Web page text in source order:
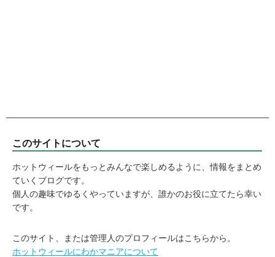
このサイトについて
ホットウィールをもっとみんなで楽しめるように、情報をまとめ
ていくブログです。
個人の趣味でゆるくやっていますが、誰かのお役に立てたら幸い
です。
このサイト、または管理人のプロフィールはこちらから。
ホットウィールにわかマニアについて